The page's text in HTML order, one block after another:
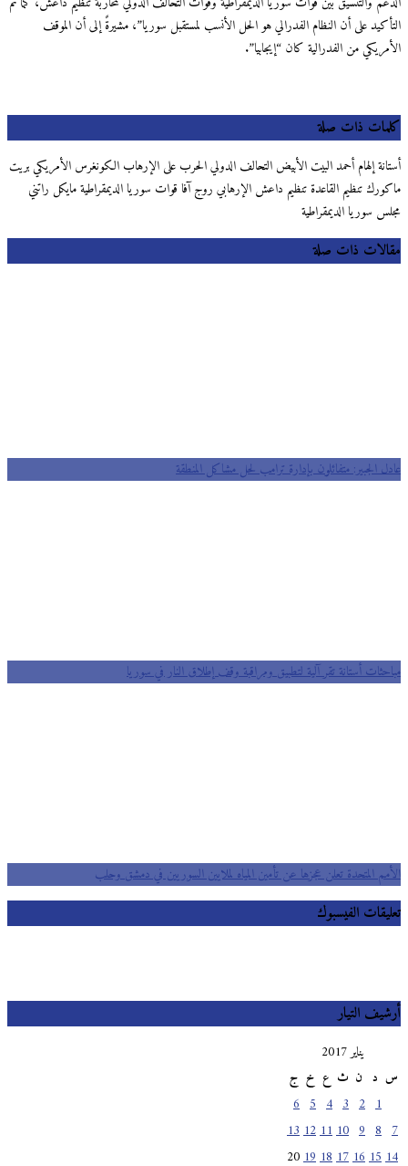
التأكيد على أن النظام الفدرالي هو الحل الأنسب لمستقبل سوريا”، مشيرةً إلى أن الموقف
الأمريكي من الفدرالية كان “إيجابيا”.
كلمات ذات صلة
أستانة إلهام أحمد البيت الأبيض التحالف الدولي الحرب على الإرهاب الكونغرس الأمريكي بريت
ماكورك تنظيم القاعدة تنظيم داعش الإرهابي روج آفا قوات سوريا الديمقراطية مايكل راتني
مجلس سوريا الديمقراطية
مقالات ذات صلة
عادل الجبير: متفائلون بإدارة ترامب لحل مشاكل المنطقة
مباحثات أستانة تقر آلية لتطبيق ومراقبة وقف إطلاق النار في سوريا
الأمم المتحدة تعلن عجزها عن تأمين المياه لملايين السوريين في دمشق وحلب
تعليقات الفيسبوك
أرشيف التيار
يناير 2017
س
ث خ ج
10
11
12
13
14
15
16
17
18
19
20